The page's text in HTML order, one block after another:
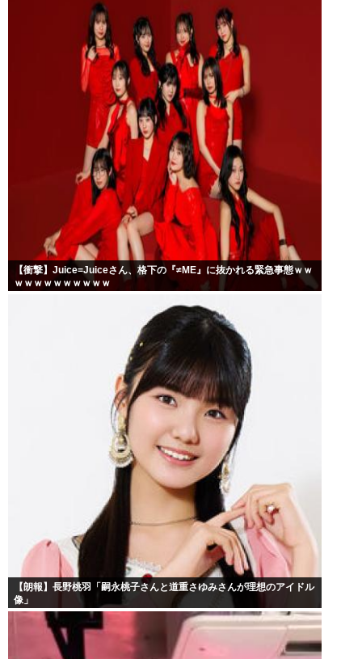
【衝撃】Juice=Juiceさん、格下の『≠ME』に抜かれる緊急事態ｗｗ
ｗｗｗｗｗｗｗｗｗｗ
【朗報】長野桃羽「嗣永桃子さんと道重さゆみさんが理想のアイドル
像」